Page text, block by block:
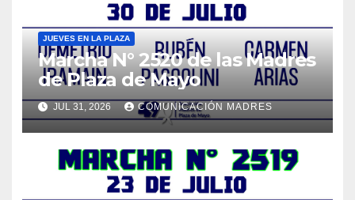
JUEVES EN LA PLAZA
Marcha N° 2520 de las Madres
de Plaza de Mayo
JUL 31, 2026 COMUNICACIÓN MADRES